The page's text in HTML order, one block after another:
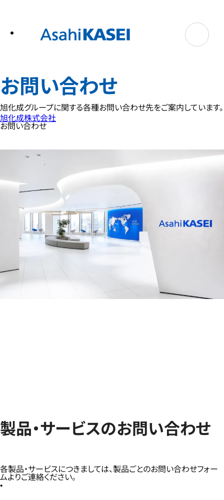
お問い合わせ
旭化成グループに関する各種お問い合わせ先をご案内しています。
旭化成株式会社
お問い合わせ
製品・サービスのお問い合わせ
各製品・サービスにつきましては、製品ごとのお問い合わせフォー
ムよりご連絡ください。